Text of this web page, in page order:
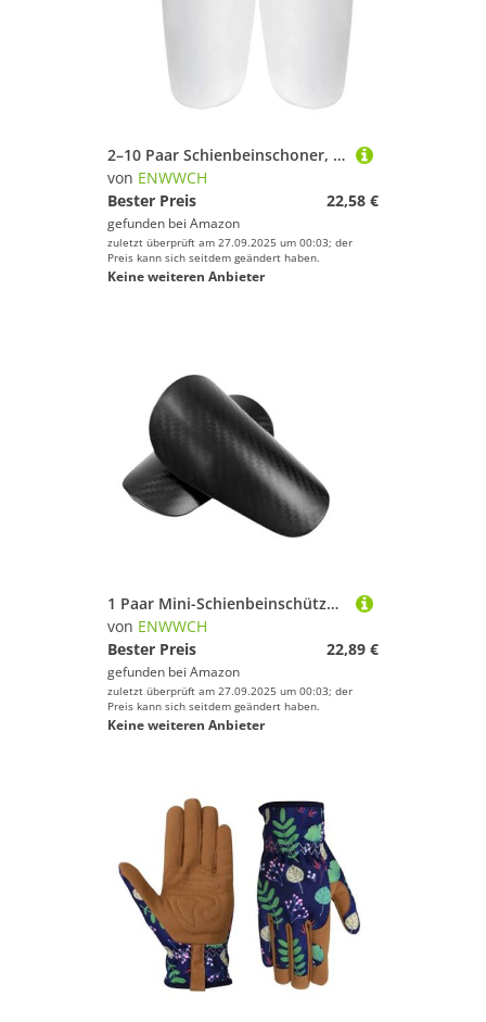
2–10 Paar Schienbeinschoner, verschleißfest, stoßdämpfend, Mini-Fußball-Beinschutz, Fußballtraining, Fußballtrainingsschaft Für Fußballspieler(White 8x5cm,5 Pairs)
von ENWWCH
Bester Preis
22,58 €
gefunden bei Amazon
zuletzt überprüft am 27.09.2025 um 00:03; der
Preis kann sich seitdem geändert haben.
Keine weiteren Anbieter
1 Paar Mini-Schienbeinschützer for Fußball, Miniatur-Schienbeinstütze, Schienbeinschoner, Intensivierung, kleine Schutzausrüstung for Kinder und Erwachsene Für Fußballspieler(Black,S)
von ENWWCH
Bester Preis
22,89 €
gefunden bei Amazon
zuletzt überprüft am 27.09.2025 um 00:03; der
Preis kann sich seitdem geändert haben.
Keine weiteren Anbieter